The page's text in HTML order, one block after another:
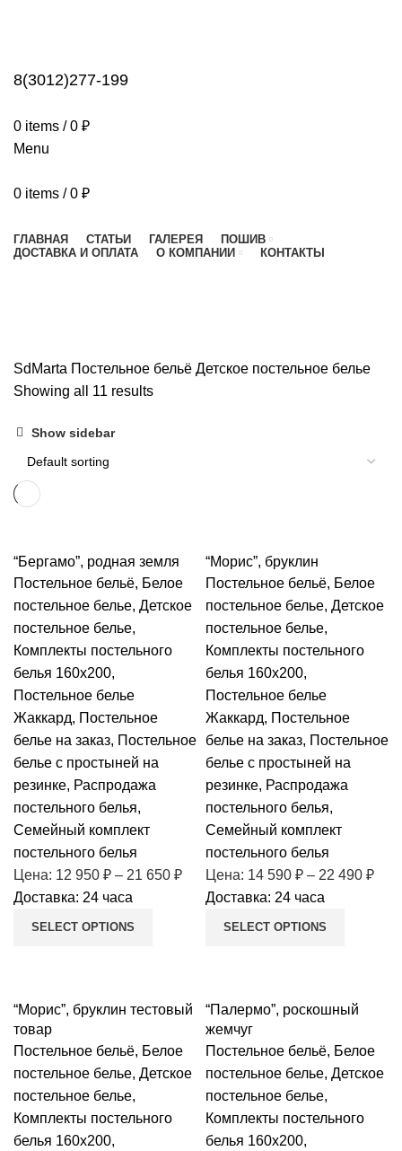
8(3012)277-199
0 items / 0 ₽
Menu
0 items / 0 ₽
ГЛАВНАЯ СТАТЬИ ГАЛЕРЕЯ
ПОШИВ
ДОСТАВКА И ОПЛАТА
О КОМПАНИИ КОНТАКТЫ
SdMarta Постельное бельё Детское постельное белье
Showing all 11 results
Show sidebar
“Бергамо”, родная земля
Постельное бельё, Белое
постельное белье, Детское
постельное белье,
Комплекты постельного
белья 160х200,
Постельное белье
Жаккард, Постельное
белье на заказ, Постельное
белье с простыней на
резинке, Распродажа
постельного белья,
Семейный комплект
постельного белья
Цена: 12 950 ₽ – 21 650 ₽
Доставка: 24 часа
SELECT OPTIONS
“Морис”, бруклин
Постельное бельё, Белое
постельное белье, Детское
постельное белье,
Комплекты постельного
белья 160х200,
Постельное белье
Жаккард, Постельное
белье на заказ, Постельное
белье с простыней на
резинке, Распродажа
постельного белья,
Семейный комплект
постельного белья
Цена: 14 590 ₽ – 22 490 ₽
Доставка: 24 часа
SELECT OPTIONS
“Морис”, бруклин тестовый
товар
Постельное бельё, Белое
постельное белье, Детское
постельное белье,
Комплекты постельного
белья 160х200,
“Палермо”, роскошный
жемчуг
Постельное бельё, Белое
постельное белье, Детское
постельное белье,
Комплекты постельного
белья 160х200,